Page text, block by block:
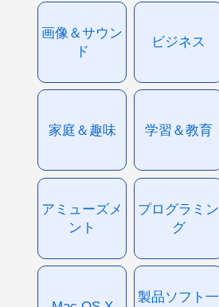
画像＆サウン
ド
ビジネス
家庭＆趣味 学習＆教育
アミューズメ
ント
プログラミン
グ
製品ソフト一